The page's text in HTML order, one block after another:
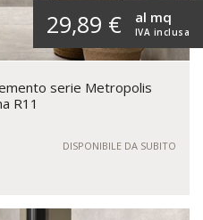
29,89 € IVA inclusa
al mq
serie Metropolis
R11
DISPONIBILE DA SUBITO